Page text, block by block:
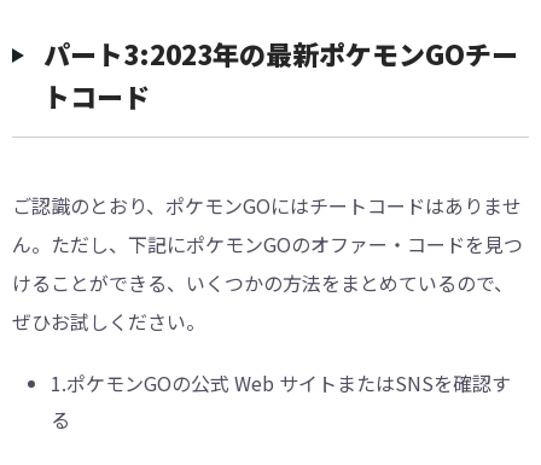
パート3:2023年の最新ポケモンGOチー
トコード
ご認識のとおり、ポケモンGOにはチートコードはありませ
ん。ただし、下記にポケモンGOのオファー・コードを見つ
けることができる、いくつかの方法をまとめているので、
ぜひお試しください。
1.ポケモンGOの公式 Web サイトまたはSNSを確認す
る